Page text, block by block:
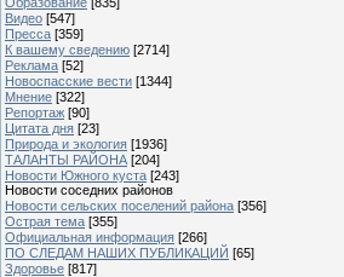
Видео [547]
Пресса [359]
К вашему сведению [2714]
Реклама [52]
Новоспасские вести [1344]
Мнение [322]
Репортаж [90]
Цитата дня [23]
Природа и экология [1936]
ТАЛАНТЫ РАЙОНА [204]
Новости Южного куста [243]
Новости соседних районов
Новости сельских поселений района [356]
Острая тема [355]
Официальная информация [266]
ПО СЛЕДАМ НАШИХ ПУБЛИКАЦИЙ [65]
Здоровье [817]